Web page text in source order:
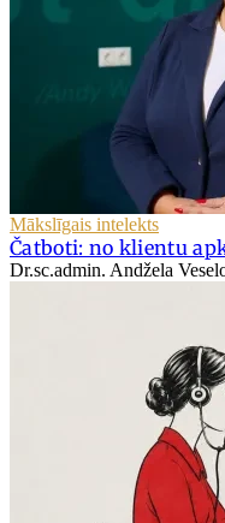
Mākslīgais intelekts
Čatboti: no klientu
Dr.sc.admin. Andžela